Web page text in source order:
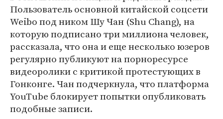
Пользователь основной китайской соцсети
Weibo под ником Шу Чан (Shu Chang), на
которую подписано три миллиона человек,
рассказала, что она и еще несколько юзеров
регулярно публикуют на порноресурсе
видеоролики с критикой протестующих в
Гонконге. Чан подчеркнула, что платформа
YouTube блокирует попытки опубликовать
подобные записи.